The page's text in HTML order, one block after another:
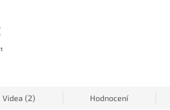
Videa (2) Hodnocení